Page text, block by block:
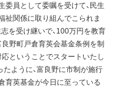
委員として委嘱を受けて、民生
祉関係に取り組んでこられま
を受け継いで、100万円を教育
野町戸倉育英会基金条例を制
ということでスタートいたし
たように、富良野に市制が施行
育英基金が今日に至っている